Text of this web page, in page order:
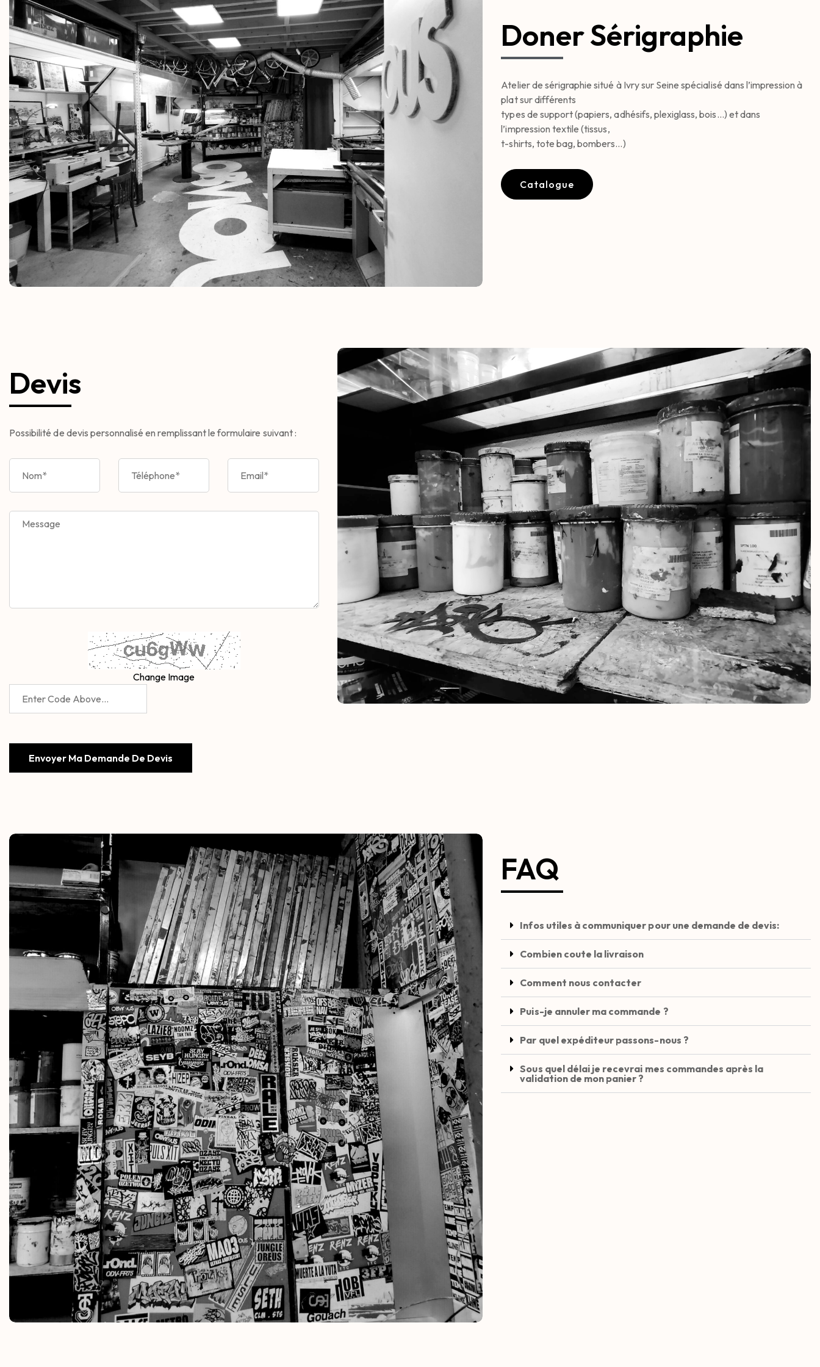
Doner Sérigraphie
Atelier de sérigraphie situé à Ivry sur Seine spécialisé dans l’impression à
plat sur différents
types de support (papiers, adhésifs, plexiglass, bois…) et dans
l’impression textile (tissus,
t-shirts, tote bag, bombers…)
Catalogue
Devis
Possibilité de devis personnalisé en remplissant le formulaire suivant :
Change Image
FAQ
Infos utiles à communiquer pour une demande de devis:
Combien coute la livraison
Comment nous contacter
Puis-je annuler ma commande ?
Par quel expéditeur passons-nous ?
Sous quel délai je recevrai mes commandes après la
validation de mon panier ?